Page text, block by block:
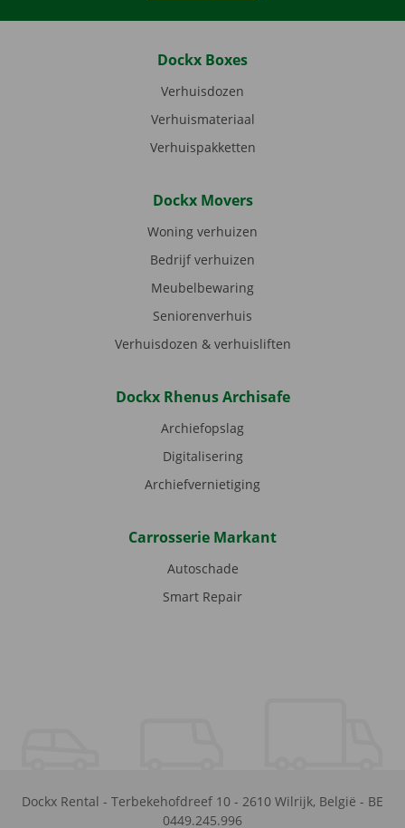
Dockx Boxes
Verhuisdozen
Verhuismateriaal
Verhuispakketten
Dockx Movers
Woning verhuizen
Bedrijf verhuizen
Meubelbewaring
Seniorenverhuis
Verhuisdozen & verhuisliften
Dockx Rhenus Archisafe
Archiefopslag
Digitalisering
Archiefvernietiging
Carrosserie Markant
Autoschade
Smart Repair
Dockx Rental - Terbekehofdreef 10 - 2610 Wilrijk, België - BE
0449.245.996